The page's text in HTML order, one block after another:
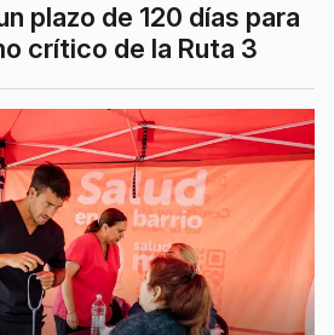
plazo de 120 días para
crítico de la Ruta 3